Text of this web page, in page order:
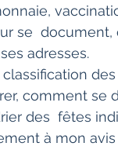
se
adresses.
comment se
des  fêtes
à mon